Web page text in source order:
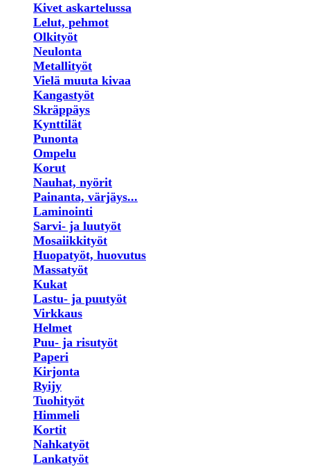
Kivet askartelussa
Lelut, pehmot
Olkityöt
Neulonta
Metallityöt
Vielä muuta kivaa
Kangastyöt
Skräppäys
Kynttilät
Punonta
Ompelu
Korut
Nauhat, nyörit
Painanta, värjäys...
Laminointi
Sarvi- ja luutyöt
Mosaiikkityöt
Huopatyöt, huovutus
Massatyöt
Kukat
Lastu- ja puutyöt
Virkkaus
Helmet
Puu- ja risutyöt
Paperi
Kirjonta
Ryijy
Tuohityöt
Himmeli
Kortit
Nahkatyöt
Lankatyöt